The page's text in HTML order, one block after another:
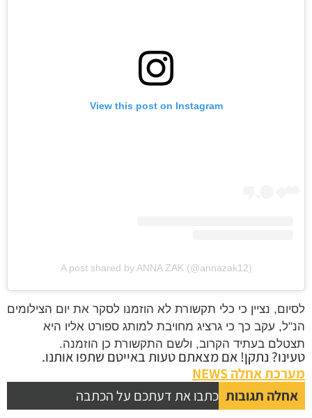
View this post on Instagram
A post shared by ANNA ZAK (@annazak12)
לסיום, נציין כי כלי תקשורת לא הוזמנו לסקר את יום הצילומים
הנ"ל, עקב כך כי גרציג מחויבת למותג ספורט אליו היא
תצטלם בעתיד הקרוב, ולשם התקשורת כן הוזמנה.
טעינו? נתקן! אם מצאתם טעות באייטם שתפו אותנו.
מערכת אחלה NEWS
אחלה תגובות כתבו את דעתכם על הכתבה